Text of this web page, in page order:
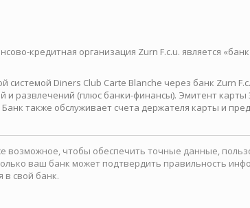
кредитная организация Zurn F.c.u. является
Diners Club Carte Blanche через банк Zurn
развлечений (плюс банки-финансы). Эмитент карты
также обслуживает счета держателя карты и
возможное, чтобы обеспечить точные данные,
ваш банк может подтвердить правильность
свой банк.